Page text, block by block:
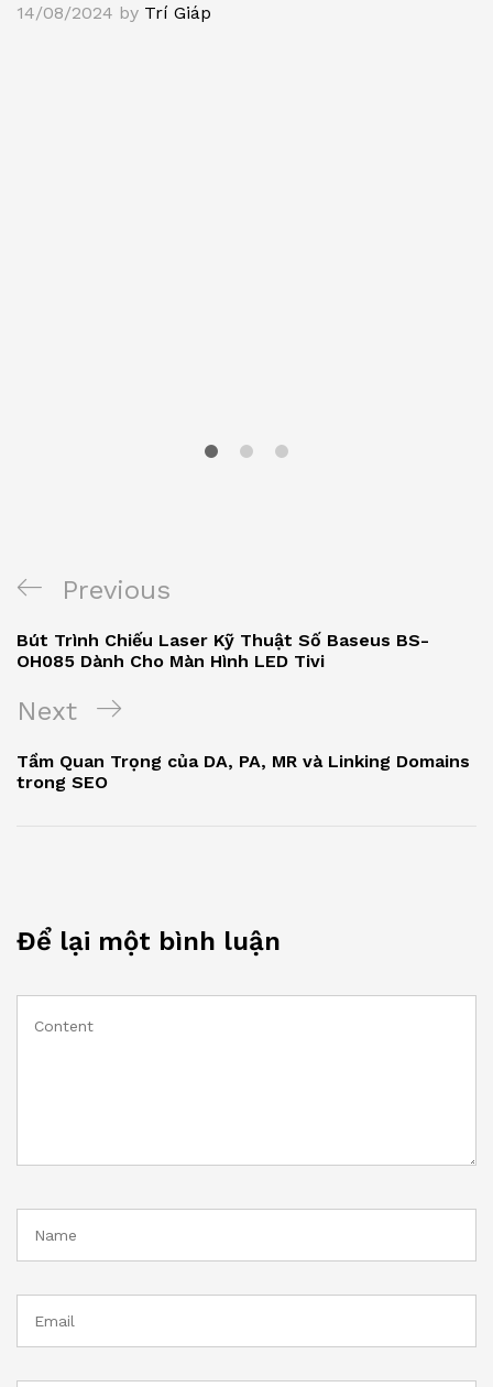
14/08/2024 by Trí Giáp
Previous
Bút Trình Chiếu Laser Kỹ Thuật Số Baseus BS-
OH085 Dành Cho Màn Hình LED Tivi
Next
Tầm Quan Trọng của DA, PA, MR và Linking Domains
trong SEO
Để lại một bình luận